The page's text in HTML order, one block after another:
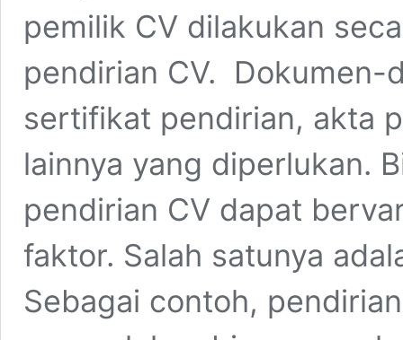
pemilik CV dilakukan
pendirian CV. Dokumen-
sertifikat pendirian, akta
lainnya yang diperlukan.
pendirian CV dapat
faktor. Salah satunya
Sebagai contoh,